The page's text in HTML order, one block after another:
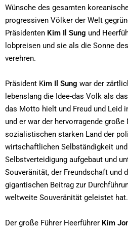
Wünsche des gesamten
progressiven Völker der Welt
Präsidenten Kim Il Sung und
lobpreisen und sie als die Sonne
verehren.
Präsident Kim Il Sung war der
lebenslang die Idee-das Volk als
das Motto hielt und Freud und Leid
und er war der hervorragende große
sozialistischen starken Land der
wirtschaftlichen Selbständigkeit
Selbstverteidigung aufgebaut und
Souveränität, der Freundschaft und
gigantischen Beitrag zur
weltweite Souveränität geleistet hat.
Der große Führer Heerführer Kim